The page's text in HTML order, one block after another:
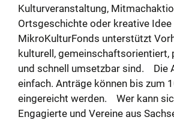
Kulturveranstaltung,
Ortsgeschichte oder kreative Idee
MikroKulturFonds unterstützt
kulturell, gemeinschaftsorientiert,
und schnell umsetzbar sind. Die
einfach. Anträge können bis zum
eingereicht werden. Wer kann
Engagierte und Vereine aus